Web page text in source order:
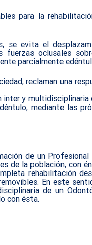
para la
se evita el
fuerzas oclusales
parcialmente
reclaman una
inter y multidisciplinaria
mediante las
de un Profesional
de la población, con
rehabilitación
En este
de un
con ésta.